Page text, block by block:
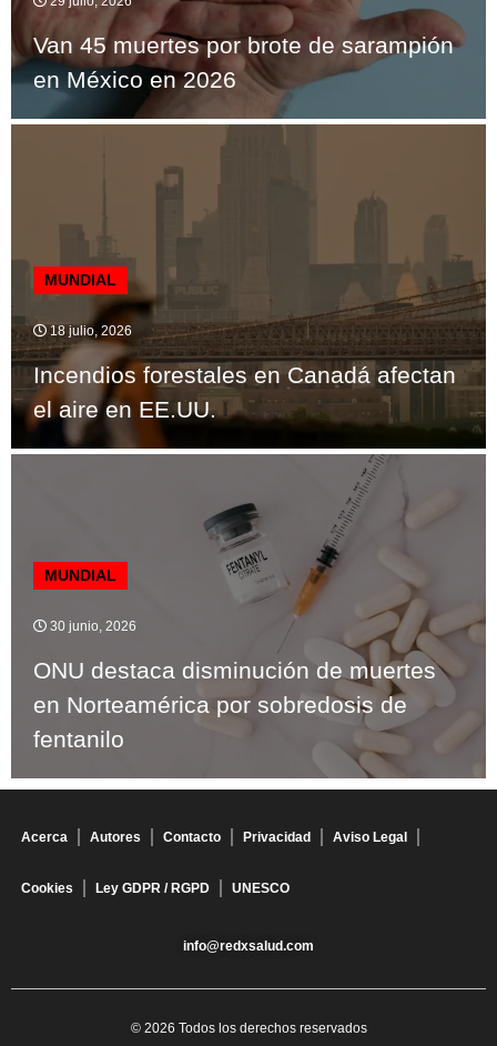
Van 45 muertes por brote de sarampión
en México en 2026
MUNDIAL
18 julio, 2026
Incendios forestales en Canadá afectan
el aire en EE.UU.
MUNDIAL
30 junio, 2026
ONU destaca disminución de muertes
en Norteamérica por sobredosis de
fentanilo
Acerca Autores Contacto Privacidad Aviso Legal
Cookies Ley GDPR / RGPD UNESCO
info@redxsalud.com
© 2026 Todos los derechos reservados